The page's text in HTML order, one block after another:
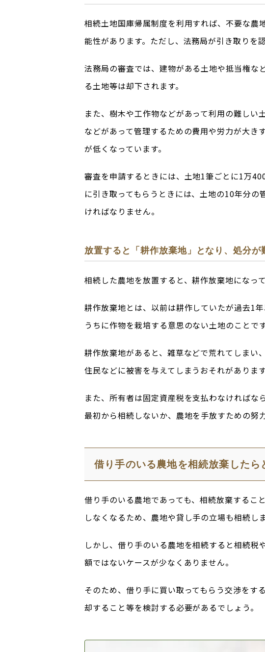
相続土地国庫帰属制度を利用すれば、不要な農
能性があります。ただし、法務局が引き取りを
法務局の審査では、建物がある土地や抵当権な
る土地等は却下されます。
また、樹木や工作物などがあって利用の難し
などがあって管理するための費用や労力が大き
が低くなっています。
審査を申請するときには、土地1筆ごとに1万
に引き取ってもらうときには、土地の10年分
ければなりません。
放置すると「耕作放棄地」となり、処分が
相続した農地を放置すると、耕作放棄地になって
耕作放棄地とは、以前は耕作していたが過去1
うちに作物を栽培する意思のない土地のことです
耕作放棄地があると、雑草などで荒れてしまい
住民などに被害を与えてしまうおそれがあります
また、所有者は固定資産税を支払わなければな
最初から相続しないか、農地を手放すための努
借り手のいる農地を相続放棄したら
借り手のいる農地であっても、相続放棄するこ
しなくなるため、農地や貸し手の立場も相続し
しかし、借り手のいる農地を相続すると相続
額ではないケースが少なくありません。
そのため、借り手に買い取ってもらう交渉をす
却すること等を検討する必要があるでしょう。